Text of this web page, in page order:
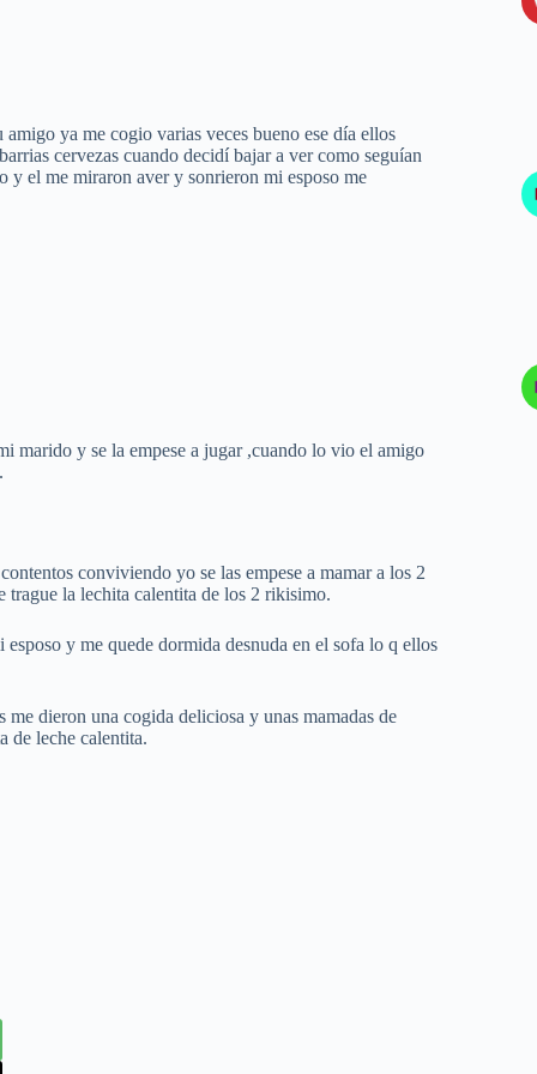
ya me cogio varias veces bueno ese día ellos
cervezas cuando decidí bajar a ver como seguían
y el me miraron aver y sonrieron mi esposo me
marido y se la empese a jugar ,cuando lo vio el amigo
conviviendo yo se las empese a mamar a los 2
trague la lechita calentita de los 2 rikisimo.
y me quede dormida desnuda en el sofa lo q ellos
dieron una cogida deliciosa y unas mamadas de
de leche calentita.